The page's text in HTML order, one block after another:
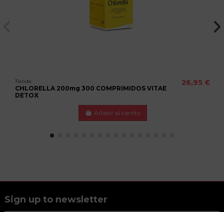
Tienda
CHLORELLA 200mg 300 COMPRIMIDOS VITAE
DETOX
26,95 €
Añadir al carrito
Sign up to newsletter